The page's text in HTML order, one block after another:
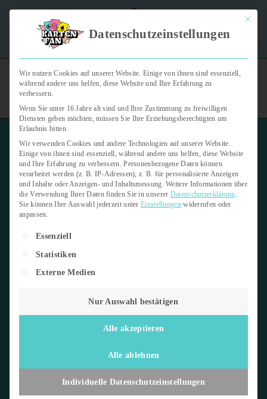
"Kartenfan – Der Podcast" | Das Hobby auf die Ohren |
Ultra Rare
Letzte Aktualisierung:
Seltenheitsstufen im Sammelkartenbereich. Der Begriff
Mit
Datenschutzeinstellungen
Wir nutzen Cookies auf unserer Website. Einige von ihnen sind essenziell,
während andere uns helfen, diese Website und Ihre Erfahrung zu
verbessern.
Wenn Sie unter 16 Jahre alt sind und Ihre Zustimmung zu freiwilligen
Diensten geben möchten, müssen Sie Ihre Erziehungsberechtigten um
Erlaubnis bitten.
Wir verwenden Cookies und andere Technologien auf unserer Website.
Einige von ihnen sind essenziell, während andere uns helfen, diese Website
und Ihre Erfahrung zu verbessern. Personenbezogene Daten können
verarbeitet werden (z. B. IP-Adressen), z. B. für personalisierte Anzeigen
und Inhalte oder Anzeigen- und Inhaltsmessung. Weitere Informationen über
die Verwendung Ihrer Daten finden Sie in unserer Datenschutzerklärung.
Sie können Ihre Auswahl jederzeit unterEinstellungenwiderrufen oder
anpassen.
Es folgt eine Liste der Service-Gruppen, für die eine Einwilligung
Essenziell
Statistiken
Externe Medien
Nur Auswahl bestätigen
Alle akzeptieren
Alle ablehnen
Individuelle Datenschutzeinstellungen